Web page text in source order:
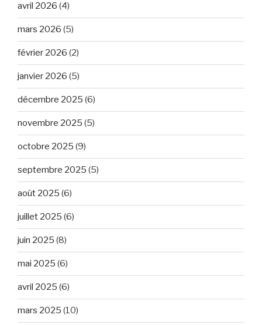
avril 2026 (4)
mars 2026 (5)
février 2026 (2)
janvier 2026 (5)
décembre 2025 (6)
novembre 2025 (5)
octobre 2025 (9)
septembre 2025 (5)
août 2025 (6)
juillet 2025 (6)
juin 2025 (8)
mai 2025 (6)
avril 2025 (6)
mars 2025 (10)